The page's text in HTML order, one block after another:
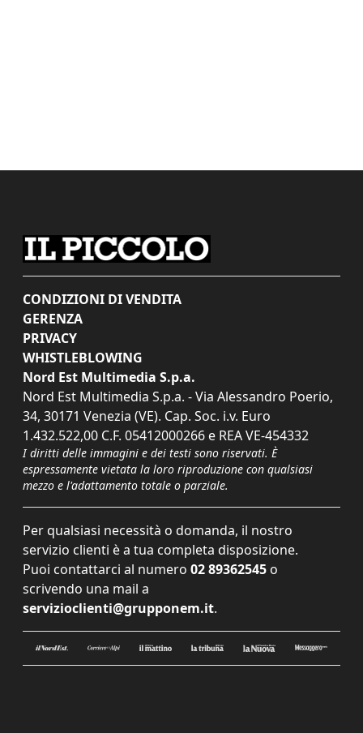
CONDIZIONI DI VENDITA
GERENZA
PRIVACY
WHISTLEBLOWING
Nord Est Multimedia S.p.a.
Nord Est Multimedia S.p.a. - Via Alessandro Poerio,
34, 30171 Venezia (VE). Cap. Soc. i.v. Euro
1.432.522,00 C.F. 05412000266 e REA VE-454332
I diritti delle immagini e dei testi sono riservati. È
espressamente vietata la loro riproduzione con qualsiasi
mezzo e l'adattamento totale o parziale.
Per qualsiasi necessità o domanda, il nostro
servizio clienti è a tua completa disposizione.
Puoi contattarci al numero 02 89362545 o
scrivendo una mail a
servizioclienti@grupponem.it.